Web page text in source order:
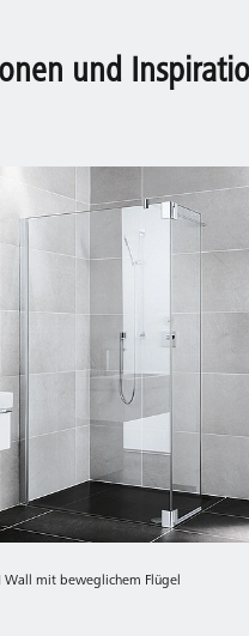
über EXTRA.
Nachkaufsicherheit
und
Wall mit beweglichem Flügel